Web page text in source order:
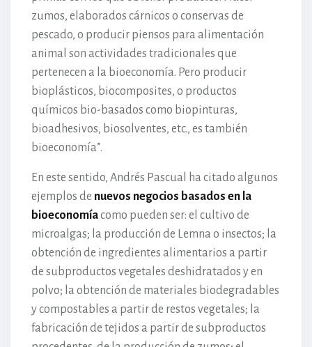
zumos, elaborados cárnicos o conservas de
pescado, o producir piensos para alimentación
animal son actividades tradicionales que
pertenecen a la bioeconomía. Pero producir
bioplásticos, biocomposites, o productos
químicos bio-basados como biopinturas,
bioadhesivos, biosolventes, etc., es también
bioeconomía”.
En este sentido, Andrés Pascual ha citado algunos
ejemplos de nuevos negocios basados en la
bioeconomíacomo pueden ser: el cultivo de
microalgas; la producción de Lemna o insectos; la
obtención de ingredientes alimentarios a partir
de subproductos vegetales deshidratados y en
polvo; la obtención de materiales biodegradables
y compostables a partir de restos vegetales; la
fabricación de tejidos a partir de subproductos